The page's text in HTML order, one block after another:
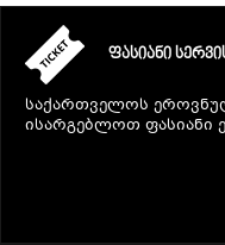
ᲤᲐᲡᲘᲐᲜᲘ
საქართველოს
ისარგებლოთ ფასიანი